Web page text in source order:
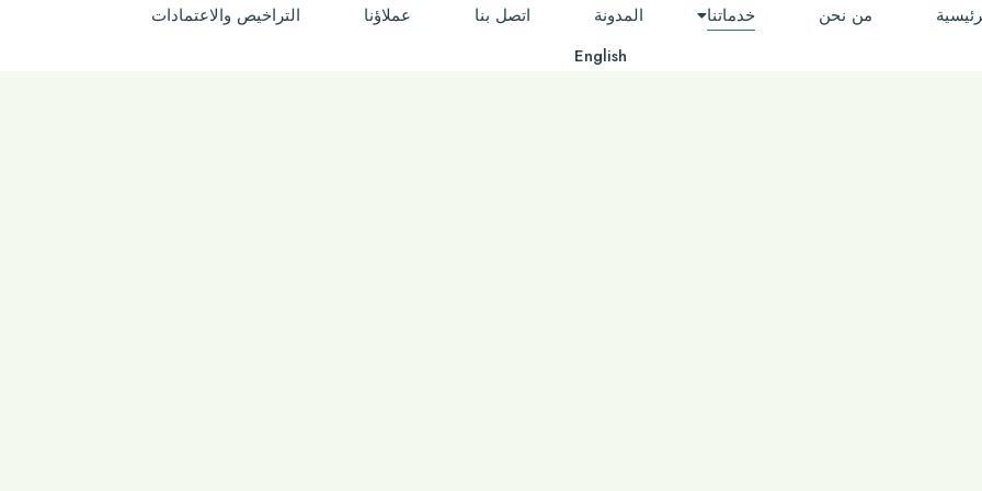
من نحن خدماتنا المدونة اتصل بنا ﻋﻤﻼؤنا
التراخيص والاعتمادات
English